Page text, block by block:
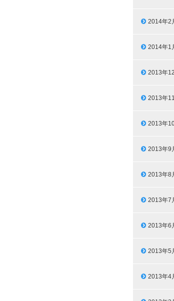
2014年2
2014年1
2013年
2013年
2013年
2013年9
2013年8
2013年7
2013年6
2013年5
2013年4